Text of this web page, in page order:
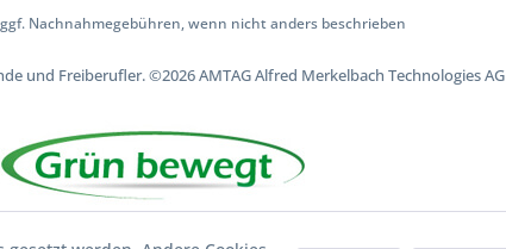
Nachnahmegebühren, wenn nicht anders beschrieben
und Freiberufler.©2026 AMTAG Alfred Merkelbach Technologies AG